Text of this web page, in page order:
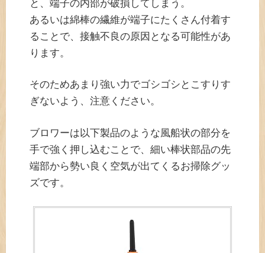
と、端子の内部が破損してしまう。
あるいは綿棒の繊維が端子にたくさん付着す
ることで、接触不良の原因となる可能性があ
ります。
そのためあまり強い力でゴシゴシとこすりす
ぎないよう、注意ください。
ブロワーは以下製品のような風船状の部分を
手で強く押し込むことで、細い棒状部品の先
端部から勢い良く空気が出てくるお掃除グッ
ズです。